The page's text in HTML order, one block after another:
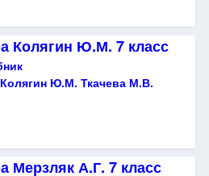
Колягин Ю.М. 7 класс
Колягин Ю.М. Ткачева М.В.
Мерзляк А.Г. 7 класс